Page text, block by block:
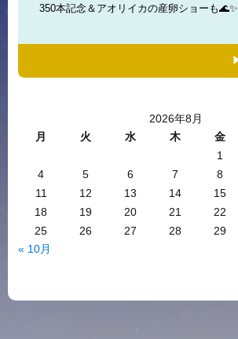
350本記念＆アオリイカの産卵ショーも🌊✨
2026年8月
月
火 水 木 金
1
4
5 6 7 8
11
12 13 14 15
18
19 20 21 22
25
26 27 28 29
« 10月